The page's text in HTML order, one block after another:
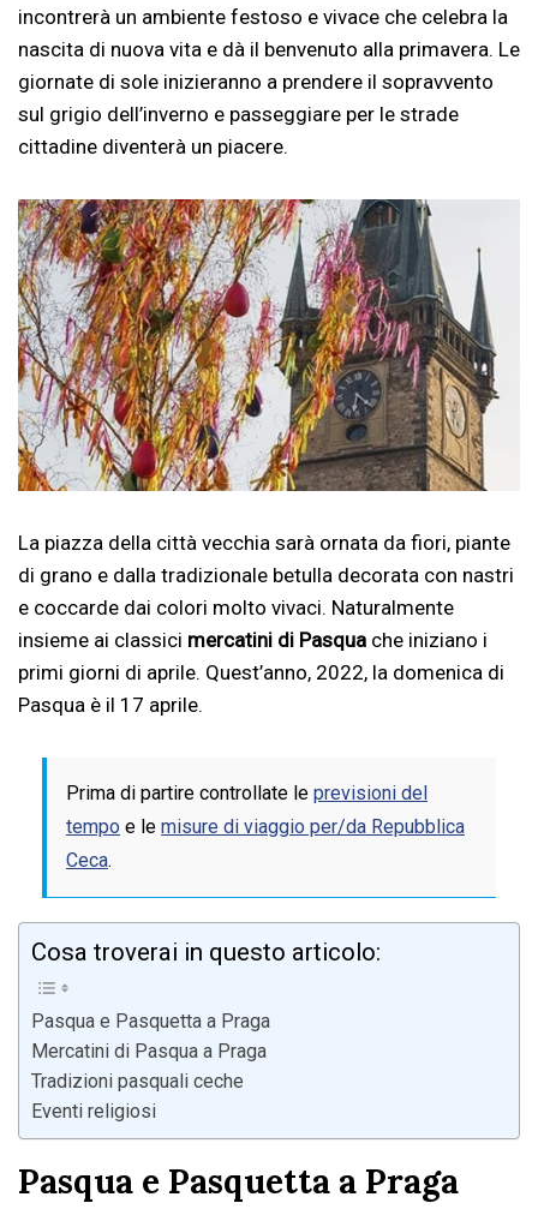
incontrerà un ambiente festoso e vivace che celebra la
nascita di nuova vita e dà il benvenuto alla primavera. Le
giornate di sole inizieranno a prendere il sopravvento
sul grigio dell’inverno e passeggiare per le strade
cittadine diventerà un piacere.
La piazza della città vecchia sarà ornata da fiori, piante
di grano e dalla tradizionale betulla decorata con nastri
e coccarde dai colori molto vivaci. Naturalmente
insieme ai classici mercatini di Pasqua che iniziano i
primi giorni di aprile. Quest’anno, 2022, la domenica di
Pasqua è il 17 aprile.
Prima di partire controllate le previsioni del
tempo e le misure di viaggio per/da Repubblica
Ceca.
Cosa troverai in questo articolo:
Pasqua e Pasquetta a Praga
Mercatini di Pasqua a Praga
Tradizioni pasquali ceche
Eventi religiosi
Pasqua e Pasquetta a Praga